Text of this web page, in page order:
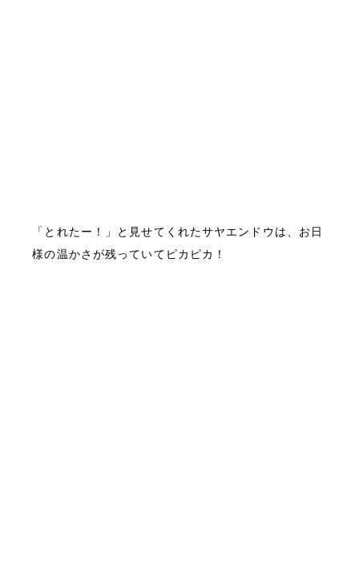
「とれたー！」と見せてくれたサヤエンドウは、お日
様の温かさが残っていてピカピカ！